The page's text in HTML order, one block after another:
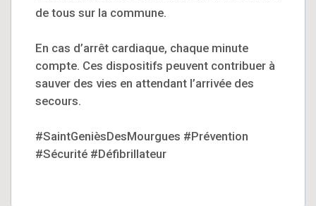
de tous sur la commune.
En cas d’arrêt cardiaque, chaque minute
compte. Ces dispositifs peuvent contribuer à
sauver des vies en attendant l’arrivée des
secours.
#SaintGenièsDesMourgues #Prévention
#Sécurité #Défibrillateur